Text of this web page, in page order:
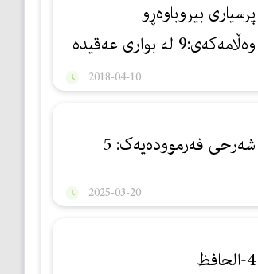
پرسیاری بیروباوه‌ڕو
وه‌ڵامه‌كه‌ی:9 له‌ بواری عه‌قیده‌
چی بخوێنینه‌وه‌ باشه‌؟2018-04-10
شەرحی فەرموودەیەک: 5
2025-03-20
4-الحافظ